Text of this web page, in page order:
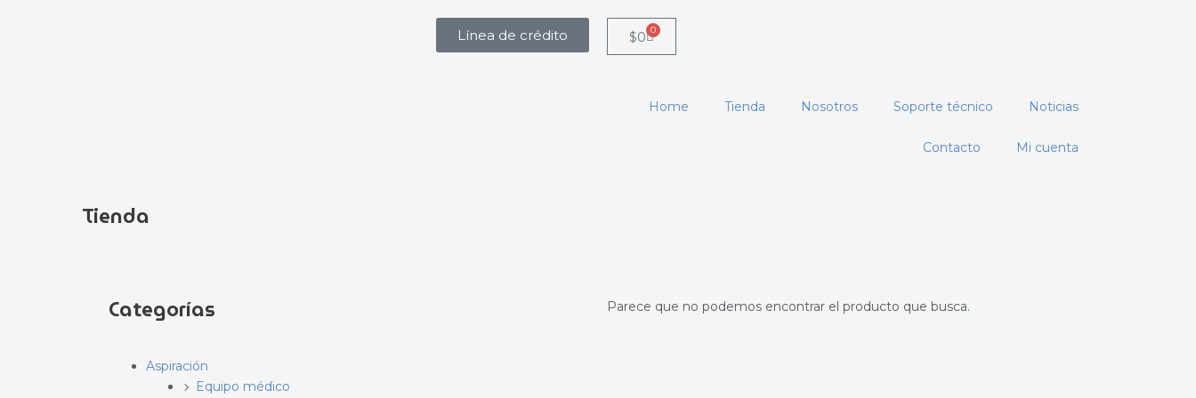
Línea de crédito $0 0Carrito
Home Tienda Nosotros Soporte técnico Noticias
Contacto Mi cuenta
Tienda
Categorías
Aspiración
Equipo médico
Parece que no podemos encontrar el producto que busca.